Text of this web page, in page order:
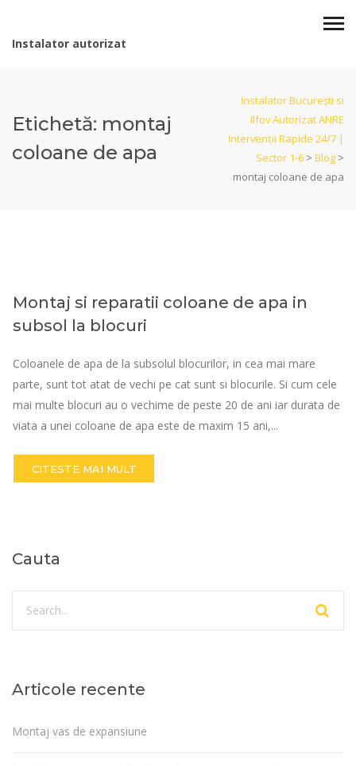
Instalator autorizat
Etichetă: montaj
coloane de apa
Instalator București si
Ilfov Autorizat ANRE
Intervenții Rapide 24/7 |
Sector 1-6 > Blog >
montaj coloane de apa
Montaj si reparatii coloane de apa in
subsol la blocuri
Coloanele de apa de la subsolul blocurilor, in cea mai mare
parte, sunt tot atat de vechi pe cat sunt si blocurile. Si cum cele
mai multe blocuri au o vechime de peste 20 de ani iar durata de
viata a unei coloane de apa este de maxim 15 ani,...
CITESTE MAI MULT
Cauta
Articole recente
Montaj vas de expansiune